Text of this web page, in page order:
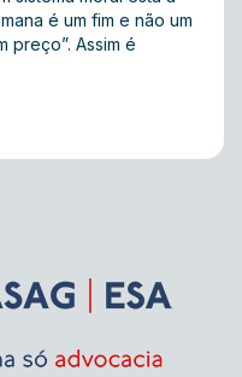
é um fim e não um
preço”. Assim é